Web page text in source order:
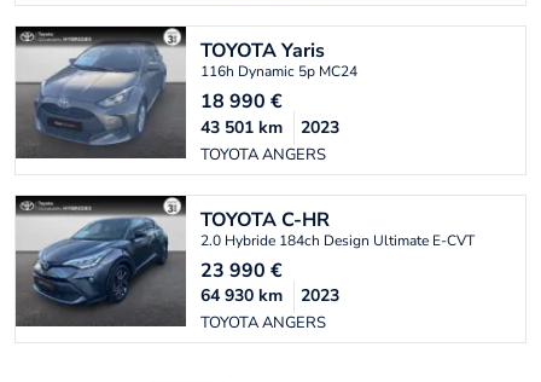
TOYOTAYaris
116h Dynamic 5p MC24
18 990 €
TOYOTA ANGERS
43 501 km 2023
TOYOTAC-HR
2.0 Hybride 184ch Design Ultimate E-CVT
23 990 €
TOYOTA ANGERS
64 930 km 2023